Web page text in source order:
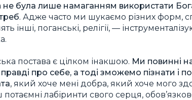
не була лише намаганням використати
. Адже часто ми шукаємо різних форм,
інші, поганські, релігії, —
постава є цілком інакшою. Ми повинні
правді про себе, а тоді зможемо пізнати
, який хоче мені добра, який хоче мого
лабіринти свого серця,